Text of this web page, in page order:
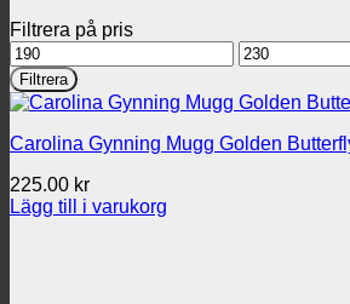
Filtrera på pris
Min
pris
Max
pris
Filtrera
Carolina Gynning Mugg Golden
225.00 kr
Lägg till i varukorg